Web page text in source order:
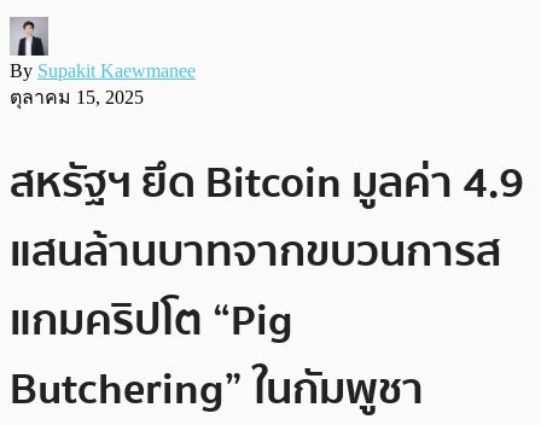
By Supakit Kaewmanee
ตุลาคม 15, 2025
สหรัฐฯ ยึด Bitcoin มูลค่า 4.9
แสนล้านบาทจากขบวนการส
แกมคริปโต “Pig
Butchering” ในกัมพูชา